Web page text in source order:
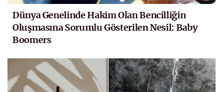
Dünya Genelinde Hakim Olan Bencilliğin
Oluşmasına Sorumlu Gösterilen Nesil: Baby
Boomers